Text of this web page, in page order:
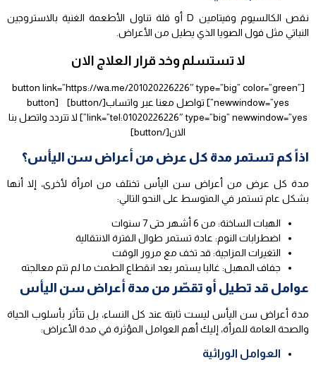
نقص الكالسيوم وفيتامين D أو قلة تناول الأطعمة الغنية بالاستروجين
النباتي مثل فول الصويا الذي يطيل من الأعراض.
لا تستسلم وخد قرار العلاج الان
[button link=”https://wa.me/201020226226″ type=”big” color=”green”
newwindow=”yes”] تواصل معنا عبر واتساب[/button] [button
link=”tel:01020226226″ type=”big” newwindow=”yes”] لا تتردد واتصل بنا
الان[/button]
اذاً كم تستمر مدة كل عرض من أعراض سن اليأس؟
مدة كل عرض من أعراض سن اليأس تختلف من امرأة لأخرى، إلا أنها
بشكل عام تستمر في المتوسط على النحو التالي:
الهبات الساخنة: من 6 أشهر حتى 7 سنوات
اضطرابات النوم: عادة تستمر طوال الفترة الانتقالية
التغيرات المزاجية: قد تخف مع مرور الوقت
جفاف المهبل: غالبا يستمر بعد انقطاع الطمث ما لم تتم معالجته
عوامل قد تطيل أو تقصّر من مدة أعراض سن اليأس
مدة أعراض سن اليأس ليست ثابتة عند كل النساء، بل تتأثر بأسلوب الحياة
والصحة العامة للمرأة، إليك أهم العوامل المؤثرة في مدة الأعراض:
العوامل الوراثية